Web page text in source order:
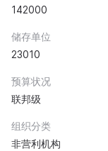
142000
储存单位
23010
预算状况
联邦级
组织分类
非营利机构